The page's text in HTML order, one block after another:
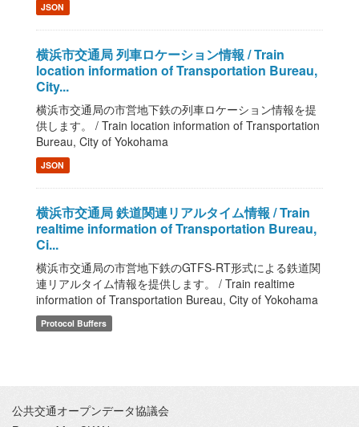
JSON
横浜市交通局 列車ロケーション情報 / Train
location information of Transportation Bureau,
City...
横浜市交通局の市営地下鉄の列車ロケーション情報を提
供します。 / Train location information of Transportation
Bureau, City of Yokohama
JSON
横浜市交通局 鉄道関連リアルタイム情報 / Train
realtime information of Transportation Bureau,
Ci...
横浜市交通局の市営地下鉄のGTFS-RT形式による鉄道関
連リアルタイム情報を提供します。 / Train realtime
information of Transportation Bureau, City of Yokohama
Protocol Buffers
公共交通オープンデータ協議会